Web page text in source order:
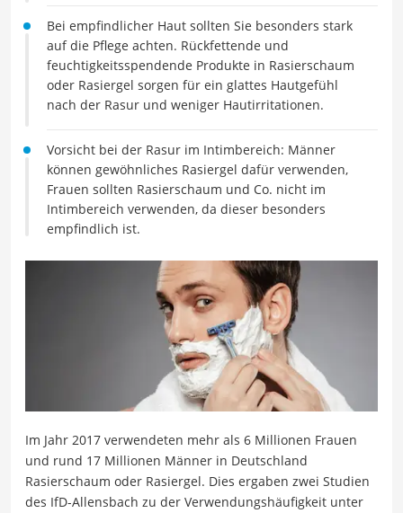
Bei empfindlicher Haut sollten Sie besonders stark
auf die Pflege achten. Rückfettende und
feuchtigkeitsspendende Produkte in Rasierschaum
oder Rasiergel sorgen für ein glattes Hautgefühl
nach der Rasur und weniger Hautirritationen.
Vorsicht bei der Rasur im Intimbereich: Männer
können gewöhnliches Rasiergel dafür verwenden,
Frauen sollten Rasierschaum und Co. nicht im
Intimbereich verwenden, da dieser besonders
empfindlich ist.
Im Jahr 2017 verwendeten mehr als 6 Millionen Frauen
und rund 17 Millionen Männer in Deutschland
Rasierschaum oder Rasiergel. Dies ergaben zwei Studien
des IfD-Allensbach zu der Verwendungshäufigkeit unter